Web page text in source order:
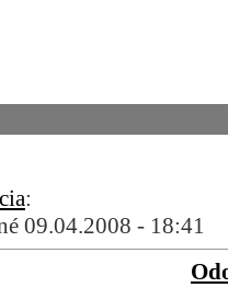
:
09.04.2008 - 18:41